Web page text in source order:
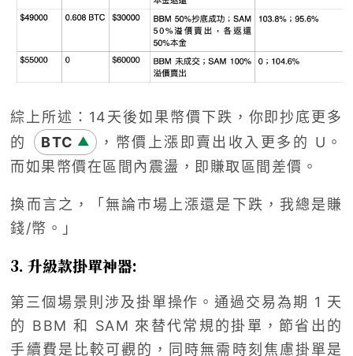
綜上所述：14天後如果幣價下跌，你即抄底更多
的
BTC ▲
，幣價上漲即賣出收入更多的 U。
而如果幣價在區間內震盪，即賺取區間差價。
換而言之，「無論市場上漲還是下跌，我總是賺
錢/幣。」
3.升級款掛單神器:
第三個場景則涉及掛單操作。通過交易為期 1 天
的 BBM 和 SAM 來替代常規的掛單，節省出的
手續費是比較可觀的，同時無需時刻焦慮掛單是